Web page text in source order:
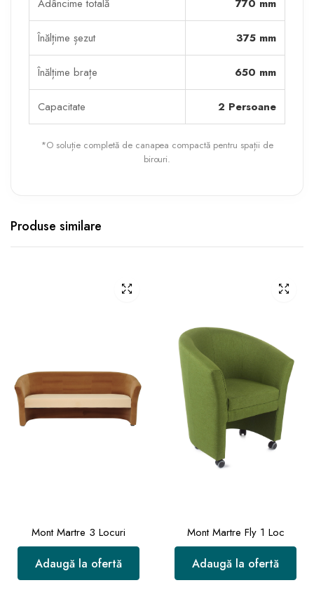
Adâncime totală 770 mm
Înălțime șezut 375 mm
Înălțime brațe 650 mm
Capacitate 2 Persoane
*O soluție completă de canapea compactă pentru spații de
birouri.
Produse similare
Mont Martre 3 Locuri
Adaugă la ofertă
Mont Martre Fly 1 Loc
Adaugă la ofertă